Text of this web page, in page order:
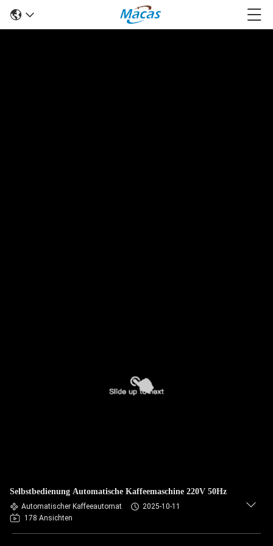
Selbstbedienung Automatische Kaffeemaschine 220V 50Hz
Automatischer Kaffeeautomat
2025-10-11
178 Ansichten